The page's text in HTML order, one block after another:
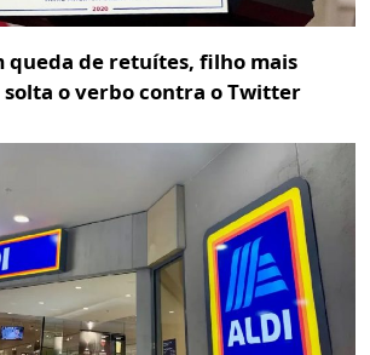
queda de retuítes, filho mais
o verbo contra o Twitter